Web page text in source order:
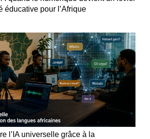
éducative pour l’Afrique
l’IA universelle grâce à la